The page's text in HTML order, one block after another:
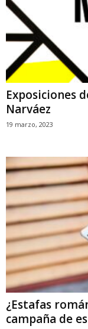
Exposiciones
Narváez
19 marzo, 2023
¿Estafas
campaña de